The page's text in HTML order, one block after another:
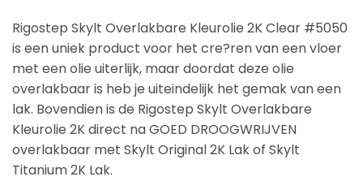
Rigostep Skylt Overlakbare Kleurolie 2K Clear #5050
is een uniek product voor het cre?ren van een vloer
met een olie uiterlijk, maar doordat deze olie
overlakbaar is heb je uiteindelijk het gemak van een
lak. Bovendien is de Rigostep Skylt Overlakbare
Kleurolie 2K direct na GOED DROOGWRIJVEN
overlakbaar met Skylt Original 2K Lak of Skylt
Titanium 2K Lak.